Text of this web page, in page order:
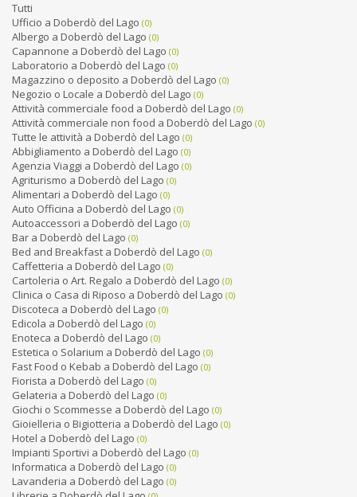
Tutti
Ufficio a Doberdò del Lago (0)
Albergo a Doberdò del Lago (0)
Capannone a Doberdò del Lago (0)
Laboratorio a Doberdò del Lago (0)
Magazzino o deposito a Doberdò del Lago (0)
Negozio o Locale a Doberdò del Lago (0)
Attività commerciale food a Doberdò del Lago (0)
Attività commerciale non food a Doberdò del Lago (0)
Tutte le attività a Doberdò del Lago (0)
Abbigliamento a Doberdò del Lago (0)
Agenzia Viaggi a Doberdò del Lago (0)
Agriturismo a Doberdò del Lago (0)
Alimentari a Doberdò del Lago (0)
Auto Officina a Doberdò del Lago (0)
Autoaccessori a Doberdò del Lago (0)
Bar a Doberdò del Lago (0)
Bed and Breakfast a Doberdò del Lago (0)
Caffetteria a Doberdò del Lago (0)
Cartoleria o Art. Regalo a Doberdò del Lago (0)
Clinica o Casa di Riposo a Doberdò del Lago (0)
Discoteca a Doberdò del Lago (0)
Edicola a Doberdò del Lago (0)
Enoteca a Doberdò del Lago (0)
Estetica o Solarium a Doberdò del Lago (0)
Fast Food o Kebab a Doberdò del Lago (0)
Fiorista a Doberdò del Lago (0)
Gelateria a Doberdò del Lago (0)
Giochi o Scommesse a Doberdò del Lago (0)
Gioielleria o Bigiotteria a Doberdò del Lago (0)
Hotel a Doberdò del Lago (0)
Impianti Sportivi a Doberdò del Lago (0)
Informatica a Doberdò del Lago (0)
Lavanderia a Doberdò del Lago (0)